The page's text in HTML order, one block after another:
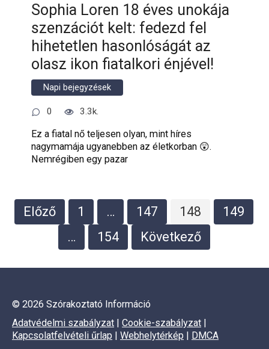
Sophia Loren 18 éves unokája
szenzációt kelt: fedezd fel
hihetetlen hasonlóságát az
olasz ikon fiatalkori énjével!
Napi bejegyzések
0 3.3k.
Ez a fiatal nő teljesen olyan, mint híres
nagymamája ugyanebben az életkorban 😲.
Nemrégiben egy pazar
Bejegyzések
lapozása
Előző 1 … 147 148
149
…
154 Következő
© 2026 Szórakoztató Információ
Adatvédelmi szabályzat
Cookie-szabályzat
Kapcsolatfelvételi űrlap
Webhelytérkép DMCA